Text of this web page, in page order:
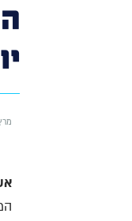
מרץ 5,